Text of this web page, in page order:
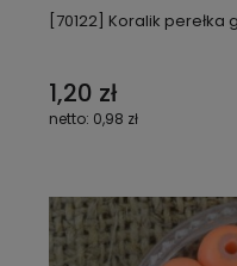
[70122] Koralik perełka
1,20 zł
0,98 zł